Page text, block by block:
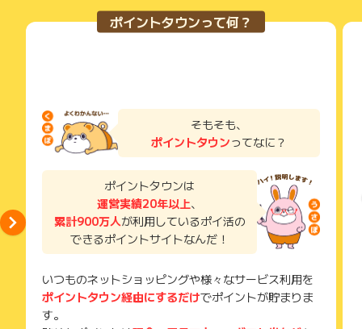
サービス・お買い物利用時にお電話など2つ以上の申し込み方
法がある場合、必ずサイト上のWEBフォームからお申し込みく
了などのメールは、ポイント獲得するまで必ず保管してくださ
獲得待ち・獲得失敗の状態でお問い合わせされる際に、該当の
メールを送っていただく場合がございます。
そのため、紛失・破棄された場合は対応いたしかねますので、
ご注意ください。
(※) SafariやChromeなどwebサイトを表示するアプリのこと
そのため、ポイントタウンのポイントに関するお問い合わせを
広告主様に直接行わないようお願いいたします。
※キャンセル・不備・いたずら・商品受取拒否及び不着、返品の
場合はポイント獲得対象外です。
ポイントタウンって何？
そもそも、
ポイントタウンってなに？
ポイントタウンは
運営実績20年以上、
累計900万人が利用しているポイ活の
できるポイントサイトなんだ！
いつものネットショッピングや様々なサービス利用を
ポイントタウン経由にするだけでポイントが貯まりま
す。